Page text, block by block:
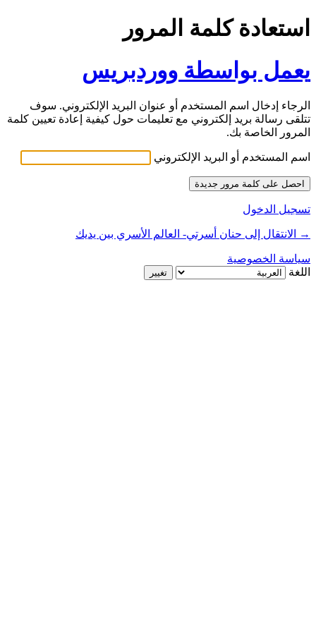
استعادة كلمة المرور
يعمل بواسطة ووردبريس
الرجاء إدخال اسم المستخدم أو عنوان البريد الإلكتروني. سوف
تتلقى رسالة بريد إلكتروني مع تعليمات حول كيفية إعادة تعيين كلمة
المرور الخاصة بك.
اسم المستخدم أو البريد الإلكتروني
تسجيل الدخول
→ الانتقال إلى حنان أسرتي- العالم الأسري بين يديك
سياسة الخصوصية
اللغة